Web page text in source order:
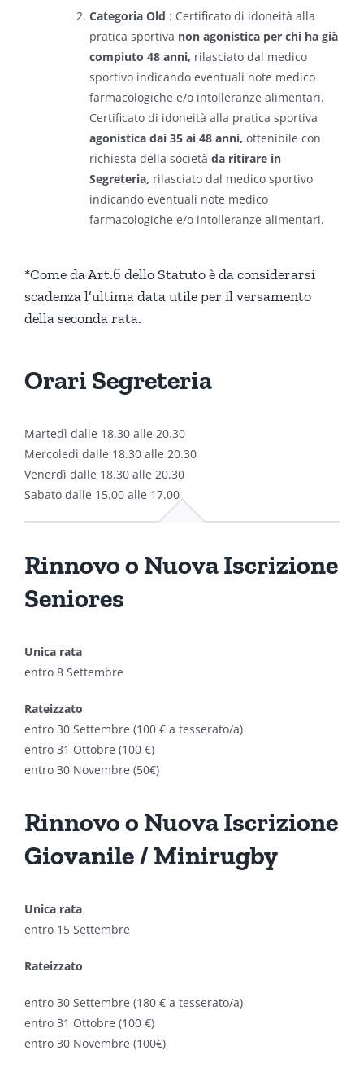
Categoria Old : Certificato di idoneità alla
pratica sportiva non agonistica per chi ha già
compiuto 48 anni, rilasciato dal medico
sportivo indicando eventuali note medico
farmacologiche e/o intolleranze alimentari.
Certificato di idoneità alla pratica sportiva
agonistica dai 35 ai 48 anni, ottenibile con
richiesta della società da ritirare in
Segreteria, rilasciato dal medico sportivo
indicando eventuali note medico
farmacologiche e/o intolleranze alimentari.
*Come da Art.6 dello Statuto è da considerarsi
scadenza l’ultima data utile per il versamento
della seconda rata.
Orari Segreteria
Martedì dalle 18.30 alle 20.30
Mercoledì dalle 18.30 alle 20.30
Venerdì dalle 18.30 alle 20.30
Sabato dalle 15.00 alle 17.00
Rinnovo o Nuova Iscrizione
Seniores
Unica rata
entro 8 Settembre
Rateizzato
entro 30 Settembre (100 € a tesserato/a)
entro 31 Ottobre (100 €)
entro 30 Novembre (50€)
Rinnovo o Nuova Iscrizione
Giovanile / Minirugby
Unica rata
entro 15 Settembre
Rateizzato
entro 30 Settembre (180 € a tesserato/a)
entro 31 Ottobre (100 €)
entro 30 Novembre (100€)